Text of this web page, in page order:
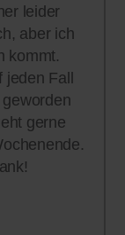
leider
aber ich
kommt.
Fall
gerne